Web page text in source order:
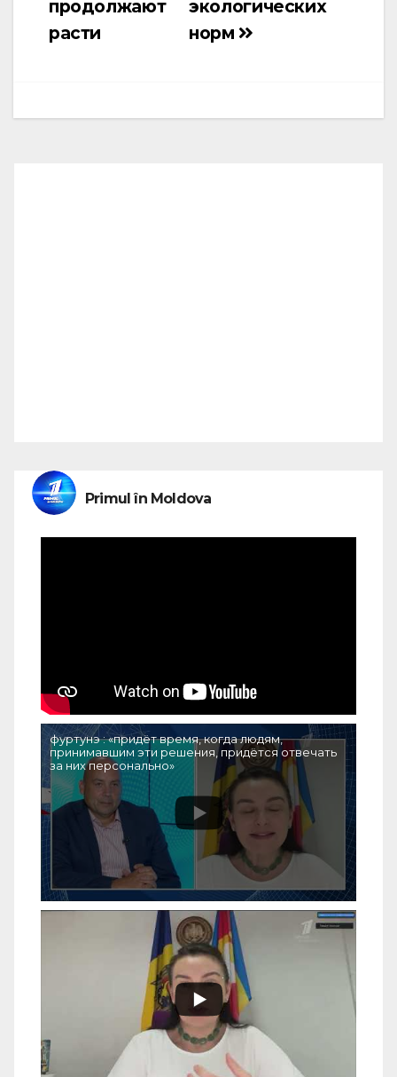
экологических
норм
продолжают
расти
Primul în Moldova
фуртунэ : «придёт время, когда людям,
принимавшим эти решения, придётся отвечать
за них персонально»